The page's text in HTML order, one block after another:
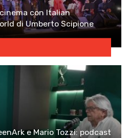
con Italian
di Umberto Scipione
e Mario Tozzi: podcast